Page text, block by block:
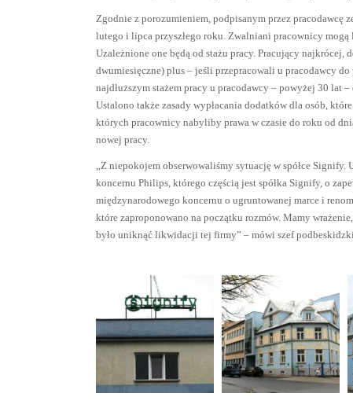
Zgodnie z porozumieniem, podpisanym przez pracodawcę
lutego i lipca przyszłego roku. Zwalniani pracownicy
Uzależnione one będą od stażu pracy. Pracujący
dwumiesięczne) plus – jeśli przepracowali u pracodawcy
najdłuższym stażem pracy u pracodawcy – powyżej 30 lat
Ustalono także zasady wypłacania dodatków dla osób,
których pracownicy nabyliby prawa w czasie do roku od
nowej pracy.
„Z niepokojem obserwowaliśmy sytuację w spółce
koncernu Philips, którego częścią jest spółka Signify, o
międzynarodowego koncernu o ugruntowanej marce i
które zaproponowano na początku rozmów. Mamy
było uniknąć likwidacji tej firmy” – mówi szef